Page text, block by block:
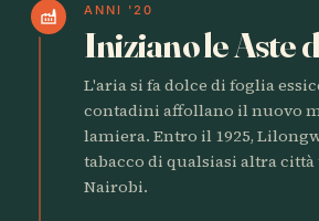
factory ANNI '20
Iniziano le Aste
L'aria si fa dolce di foglia
contadini affollano il nuovo
lamiera. Entro il 1925,
tabacco di qualsiasi altra città
Nairobi.